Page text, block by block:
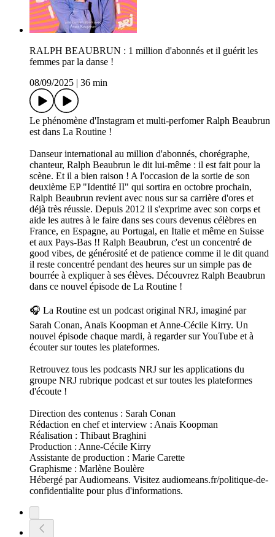
RALPH BEAUBRUN : 1 million d'abonnés et il guérit les
femmes par la danse !
08/09/2025
36 min
Le phénomène d'Instagram et multi-perfomer Ralph Beaubrun
est dans La Routine !
Danseur international au million d'abonnés, chorégraphe,
chanteur, Ralph Beaubrun le dit lui-même : il est fait pour la
scène. Et il a bien raison ! A l'occasion de la sortie de son
deuxième EP "Identité II" qui sortira en octobre prochain,
Ralph Beaubrun revient avec nous sur sa carrière d'ores et
déjà très réussie. Depuis 2012 il s'exprime avec son corps et
aide les autres à le faire dans ses cours devenus célèbres en
France, en Espagne, au Portugal, en Italie et même en Suisse
et aux Pays-Bas !! Ralph Beaubrun, c'est un concentré de
good vibes, de générosité et de patience comme il le dit quand
il reste concentré pendant des heures sur un simple pas de
bourrée à expliquer à ses élèves. Découvrez Ralph Beaubrun
dans ce nouvel épisode de La Routine !
🎧 La Routine est un podcast original NRJ, imaginé par
Sarah Conan, Anaïs Koopman et Anne-Cécile Kirry. Un
nouvel épisode chaque mardi, à regarder sur YouTube et à
écouter sur toutes les plateformes.
Retrouvez tous les podcasts NRJ sur les applications du
groupe NRJ rubrique podcast et sur toutes les plateformes
d'écoute !
Direction des contenus : Sarah Conan
Rédaction en chef et interview : Anaïs Koopman
Réalisation : Thibaut Braghini
Production : Anne-Cécile Kirry
Assistante de production : Marie Carette
Graphisme : Marlène Boulère
Hébergé par Audiomeans. Visitez audiomeans.fr/politique-de-
confidentialite pour plus d'informations.